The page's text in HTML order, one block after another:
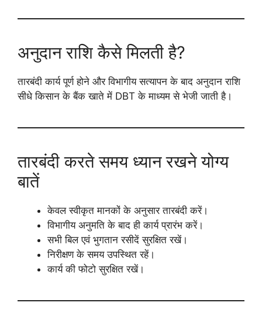
अनुदान राशि कैसे मिलती है?
तारबंदी कार्य पूर्ण होने और विभागीय सत्यापन के बाद अनुदान राशि
सीधे किसान के बैंक खाते में DBT के माध्यम से भेजी जाती है।
तारबंदी करते समय ध्यान रखने योग्य
बातें
केवल स्वीकृत मानकों के अनुसार तारबंदी करें।
विभागीय अनुमति के बाद ही कार्य प्रारंभ करें।
सभी बिल एवं भुगतान रसीदें सुरक्षित रखें।
निरीक्षण के समय उपस्थित रहें।
कार्य की फोटो सुरक्षित रखें।